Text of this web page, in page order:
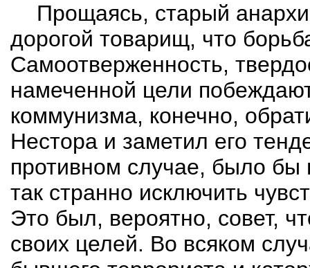
Прощаясь, старый
дорогой товарищ, что
Самоотверженность,
намеченной цели
коммунизма, конечно,
Нестора и заметил его
противном случае, было бы
так странно исключить
Это был, вероятно, совет,
своих целей. Во всяком